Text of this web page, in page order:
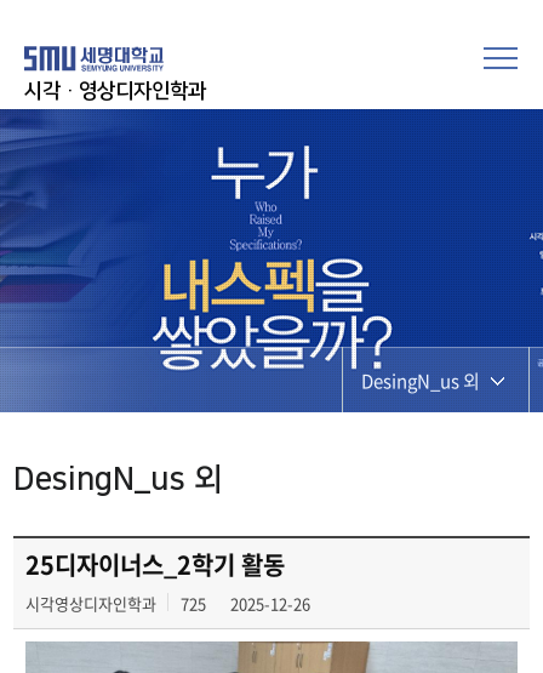
시각·영상디자인학과
DesingN_us 외
DesingN_us 외
25디자이너스_2학기 활동
시각영상디자인학과 725 2025-12-26